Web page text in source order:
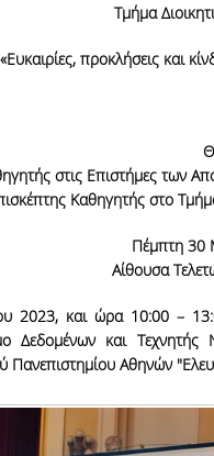
Τμήμα
«Ευκαιρίες, προκλήσεις και
στις Επιστήμες των
Καθηγητής στο
Πέμπτη 30
Αίθουσα
2023, και ώρα 10:00 –
Δεδομένων και
Πανεπιστημίου Αθηνών